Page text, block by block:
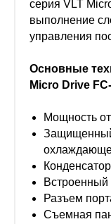
серия VLT
выполнение
управления
Основные
Micro Drive
Мощность
Защищенный
Разъем
Съемная